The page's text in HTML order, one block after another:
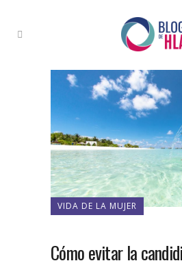
VIDA DE LA MUJER
Cómo evitar la